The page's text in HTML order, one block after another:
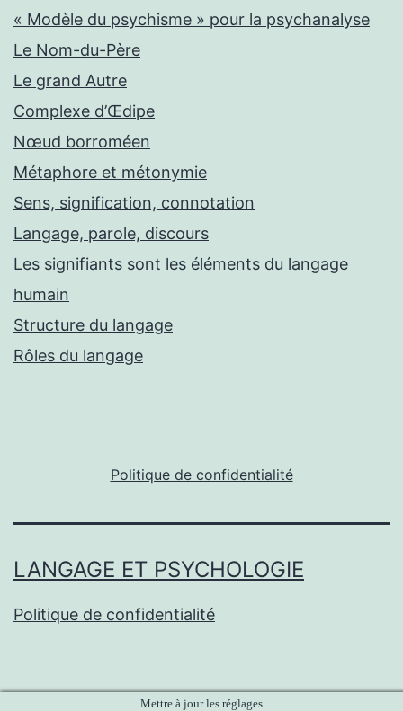
« Modèle du psychisme » pour la psychanalyse
Le Nom-du-Père
Le grand Autre
Complexe d’Œdipe
Nœud borroméen
Métaphore et métonymie
Sens, signification, connotation
Langage, parole, discours
Les signifiants sont les éléments du langage
humain
Structure du langage
Rôles du langage
Politique de confidentialité
LANGAGE ET PSYCHOLOGIE
Politique de confidentialité
Mettre à jour les réglages